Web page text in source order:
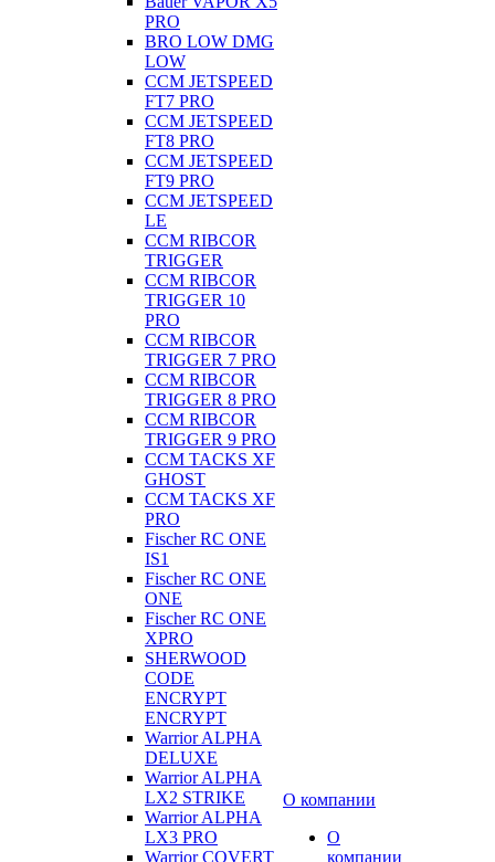
PRO
BRO LOW DMG
LOW
CCM JETSPEED
FT7 PRO
CCM JETSPEED
FT8 PRO
CCM JETSPEED
FT9 PRO
CCM JETSPEED
LE
CCM RIBCOR
TRIGGER
CCM RIBCOR
TRIGGER 10
PRO
CCM RIBCOR
TRIGGER 7 PRO
CCM RIBCOR
TRIGGER 8 PRO
CCM RIBCOR
TRIGGER 9 PRO
CCM TACKS XF
GHOST
CCM TACKS XF
PRO
Fischer RC ONE
IS1
Fischer RC ONE
ONE
Fischer RC ONE
XPRO
SHERWOOD
CODE
ENCRYPT
ENCRYPT
Warrior ALPHA
DELUXE
Warrior ALPHA
LX2 STRIKE
Warrior ALPHA
LX3 PRO
Warrior COVERT
О компании
О
компании